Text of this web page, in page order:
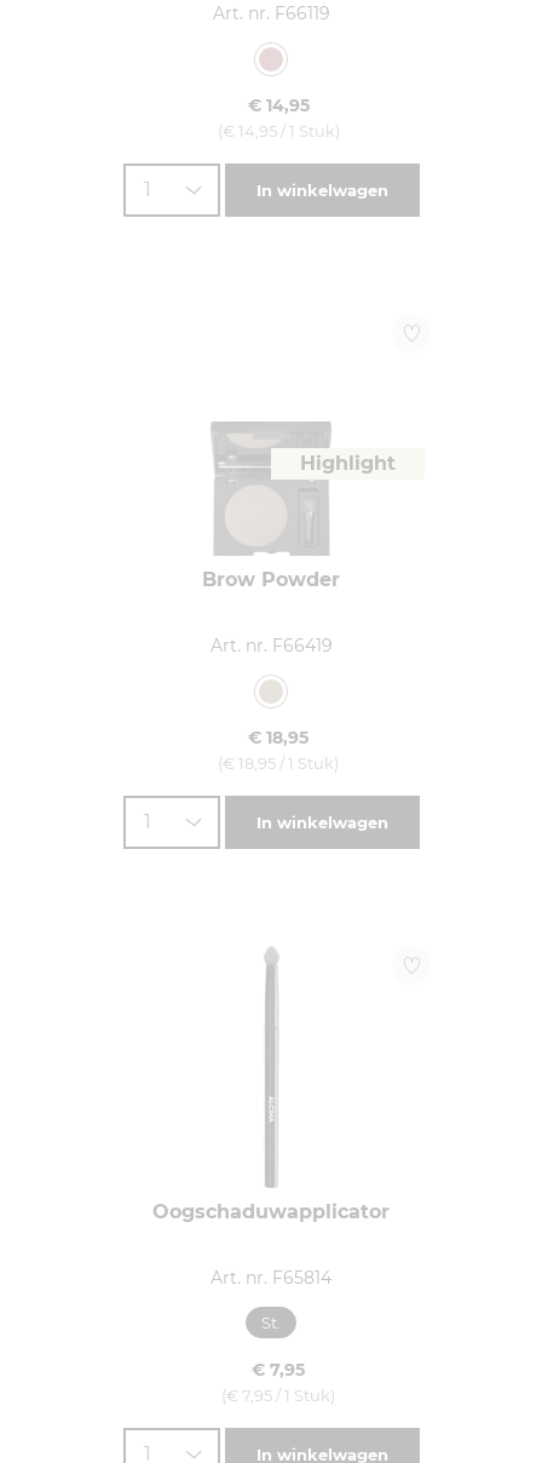
Art. nr. F66119
€ 14,95
(€ 14,95 / 1 Stuk)
1 In winkelwagen
Highlight
Brow Powder
Art. nr. F66419
€ 18,95
(€ 18,95 / 1 Stuk)
1 In winkelwagen
Oogschaduwapplicator
Art. nr. F65814
St.
€ 7,95
(€ 7,95 / 1 Stuk)
1 In winkelwagen